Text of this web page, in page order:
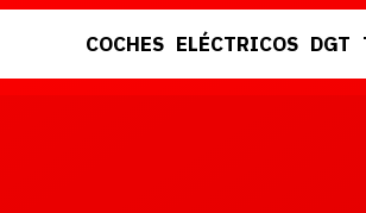
COCHES ELÉCTRICOS DGT